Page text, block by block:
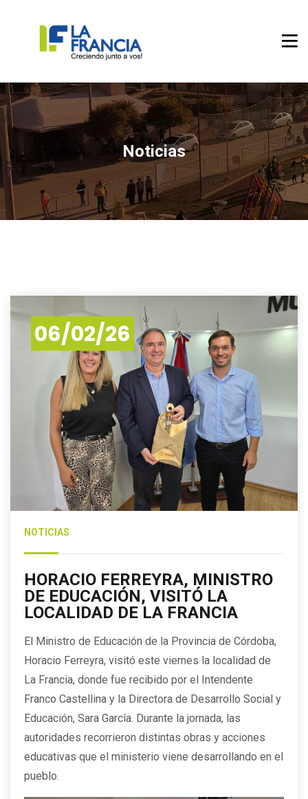
Noticias
06/02/26
NOTICIAS
HORACIO FERREYRA, MINISTRO
DE EDUCACIÓN, VISITÓ LA
LOCALIDAD DE LA FRANCIA
El Ministro de Educación de la Provincia de Córdoba,
Horacio Ferreyra, visitó este viernes la localidad de
La Francia, donde fue recibido por el Intendente
Franco Castellina y la Directora de Desarrollo Social y
Educación, Sara García. Durante la jornada, las
autoridades recorrieron distintas obras y acciones
educativas que el ministerio viene desarrollando en el
pueblo.